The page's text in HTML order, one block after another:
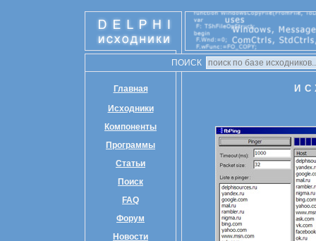
ПОИСК
Главная
Исходники
Компоненты
Программы
Статьи
Поиск
FAQ
Форум
Новости